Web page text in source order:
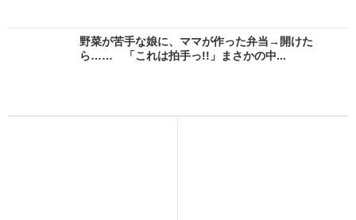
野菜が苦手な娘に、ママが作った弁当→開けた
ら…… 「これは拍手っ!!」まさかの中...